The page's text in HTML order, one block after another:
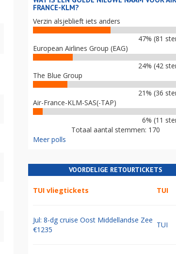
FRANCE-KLM?
Verzin alsjeblieft iets anders
47% (81
European Airlines Group (EAG)
24% (42
The Blue Group
21% (36
Air-France-KLM-SAS(-TAP)
6% (11
Totaal aantal stemmen: 170
Meer polls
VOORDELIGE RETOURTICKETS
TUI vliegtickets TUI
Jul: 8-dg cruise Oost Middellandse Zee
€1235
TUI